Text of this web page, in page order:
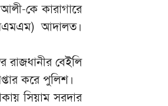
কে কারাগারে
আদালত।
বেইলি
করে পুলিশ।
সিয়াম সরদার